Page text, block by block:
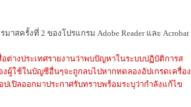
ครั้งที่ 2 ของโปรแกรม Adobe Reader และ Acrobat
างประเทศรายงานว่าพบปัญหาในระบบปฏิบัติการส
งผู้ใช้ในบัญชีอื่นๆจะถูกลบไปหากทดลองอัปเกรดเครื่อง
อปเปิลออกมาประกาศรับทราบพร้อมระบุว่ากำลังแก้ไข